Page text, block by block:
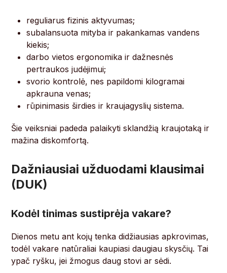
reguliarus fizinis aktyvumas;
subalansuota mityba ir pakankamas vandens
kiekis;
darbo vietos ergonomika ir dažnesnės
pertraukos judėjimui;
svorio kontrolė, nes papildomi kilogramai
apkrauna venas;
rūpinimasis širdies ir kraujagyslių sistema.
Šie veiksniai padeda palaikyti sklandžią kraujotaką ir
mažina diskomfortą.
Dažniausiai užduodami klausimai
(DUK)
Kodėl tinimas sustiprėja vakare?
Dienos metu ant kojų tenka didžiausias apkrovimas,
todėl vakare natūraliai kaupiasi daugiau skysčių. Tai
ypač ryšku, jei žmogus daug stovi ar sėdi.